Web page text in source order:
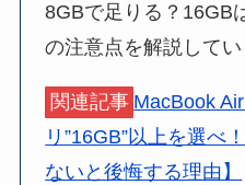
8GBで足りる？16GB
の注意点を解説してい
関連記事 MacBook
リ”16GB”以上を選べ
ないと後悔する理由】